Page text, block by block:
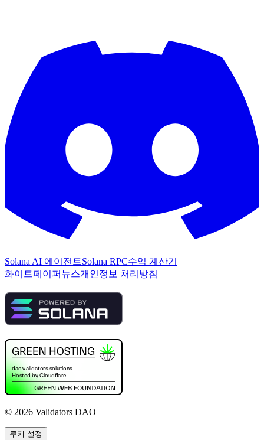
Solana AI 에이전트Solana RPC수익 계산기
화이트페이퍼 뉴스개인정보 처리방침
© 2026 Validators DAO
쿠키 설정